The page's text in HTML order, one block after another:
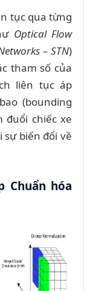
tục qua từng
Optical Flow
– STN)
tham số của
liên tục áp
(bounding
đuổi chiếc xe
biến đổi về
Chuẩn hóa